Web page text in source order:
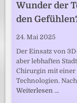
Wunder der
den
24. Mai 2025
Der Einsatz von
aber lebhaften
Chirurgin mit
Technologien.
Weiterlesen …